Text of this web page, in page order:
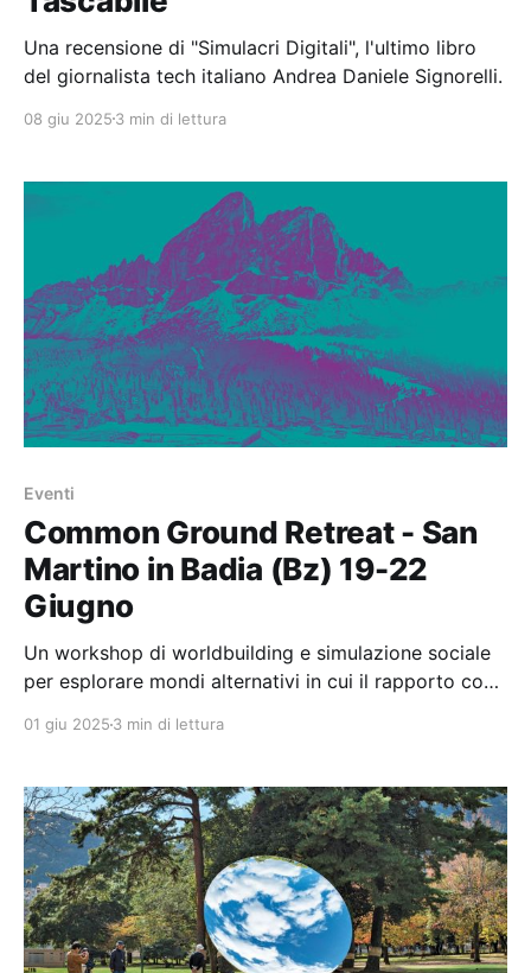
Una recensione di "Simulacri Digitali", l'ultimo libro
del giornalista tech italiano Andrea Daniele Signorelli.
08 giu 2025 3 min di lettura
Eventi
Common Ground Retreat - San
Martino in Badia (Bz) 19-22
Giugno
Un workshop di worldbuilding e simulazione sociale
per esplorare mondi alternativi in cui il rapporto con
interrotto.
01 giu 2025 3 min di lettura